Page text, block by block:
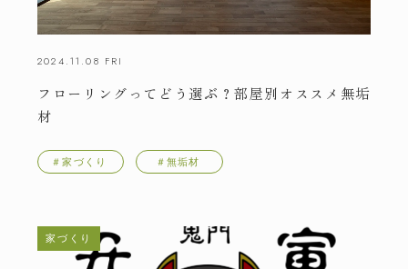
リフォーム・不動産
2024.11.08 FRI
フローリングってどう選ぶ？部屋別オススメ無垢
材
＃家づくり ＃無垢材
家づくり